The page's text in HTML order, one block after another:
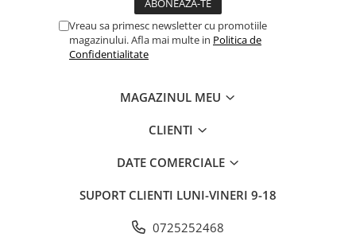
Vreau sa primesc newsletter cu promotiile
magazinului. Afla mai multe in Politica de
Confidentialitate
MAGAZINUL MEU
CLIENTI
DATE COMERCIALE
SUPORT CLIENTI LUNI-VINERI 9-18
0725252468